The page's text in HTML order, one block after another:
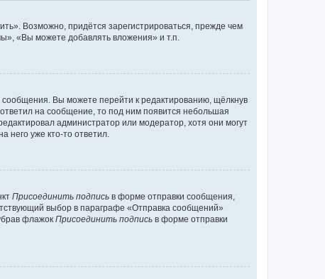
Возможно, придётся зарегистрироваться, прежде чем
«Вы можете добавлять вложения» и т.п.
Вы можете перейти к редактированию, щёлкнув
на сообщение, то под ним появится небольшая
администратор или модератор, хотя они могут
него уже кто-то ответил.
Присоединить подпись в форме отправки сообщения,
выбор в параграфе «Отправка сообщений»
флажок Присоединить подпись в форме отправки